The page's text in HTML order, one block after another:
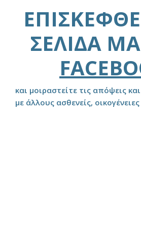
ΣΕΛΊΔΑ
και μοιραστείτε τις απόψεις
με άλλους ασθενείς,